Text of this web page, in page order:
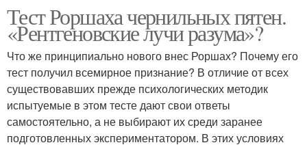
Тест Роршаха чернильных пятен.
«Рентгеновские лучи разума»?
Что же принципиально нового внес Роршах? Почему его
тест получил всемирное признание? В отличие от всех
существовавших прежде психологических методик
испытуемые в этом тесте дают свои ответы
самостоятельно, а не выбирают их среди заранее
подготовленных экспериментатором. В этих условиях